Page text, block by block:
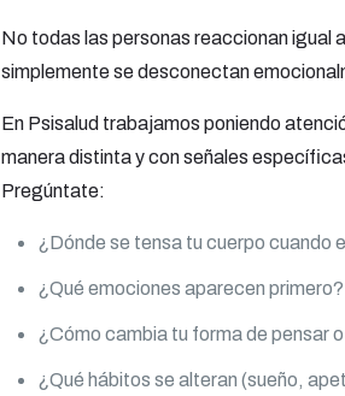
No todas las personas reaccionan igual
simplemente se desconectan
En Psisalud trabajamos poniendo
manera distinta y con señales
Pregúntate:
¿Dónde se tensa tu cuerpo cuando
¿Qué emociones aparecen primero?
¿Cómo cambia tu forma de pensar
¿Qué hábitos se alteran (sueño,